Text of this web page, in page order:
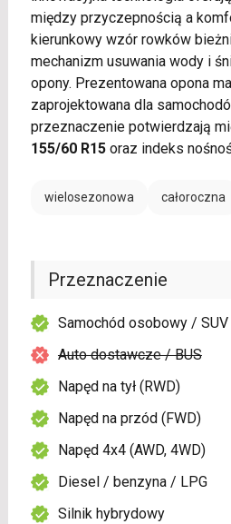
między przyczepnością a
kierunkowy wzór rowków
mechanizm usuwania wody i
opony. Prezentowana opona
zaprojektowana dla
przeznaczenie potwierdzają
155/60 R15oraz indeks
wielosezonowa całoroczna
Przeznaczenie
Samochód osobowy / SUV
Auto dostawcze / BUS
Napęd na tył (RWD)
Napęd na przód (FWD)
Napęd 4x4 (AWD, 4WD)
Diesel / benzyna / LPG
Silnik hybrydowy